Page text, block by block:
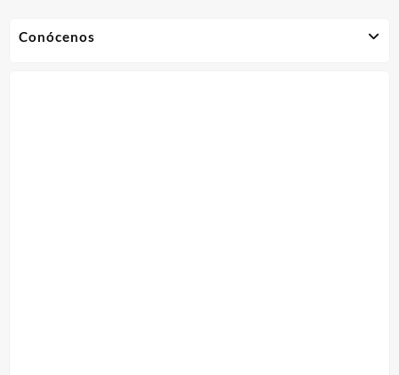
Conócenos